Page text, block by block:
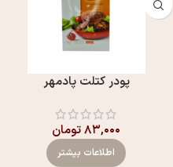
پودر کتلت پادمهر
۸۳,۰۰۰تومان
اطلاعات بیشتر